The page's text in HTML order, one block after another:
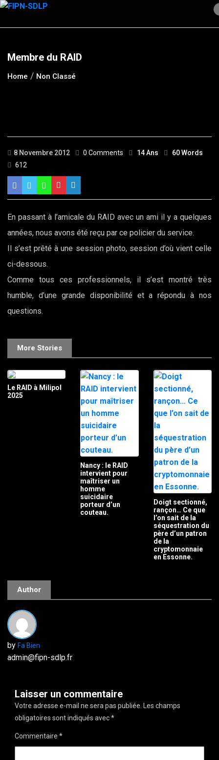
Skip
content
Membre du RAID
Home Non Classé
8 Novembre 2012 0 Comments 14 Ans
60 Words
612
En passant à l’amicale du RAID avec un ami il y a quelques
années, nous avons été reçu par ce policier du service.
Il s’est prêté à une session photo, session d’où vient celle
ci-dessous.
Comme tous ces professionnels, il s’est montré très
humble, d’une grande disponibilité et a répondu à nos
questions.
More Stories
Le RAID à Milipol
2025
Nancy : le RAID
intervient pour
maîtriser un
homme
suicidaire
porteur d’un
couteau.
Doigt sectionné,
rançon… Ce que
l’on sait de la
séquestration du
père d’un patron
de la
cryptomonnaie
en Essonne.
Author
by Fa Bien
admin@fipn-sdlp.fr
Laisser un commentaire
Votre adresse e-mail ne sera pas publiée. Les champs
obligatoires sont indiqués avec*
Commentaire *